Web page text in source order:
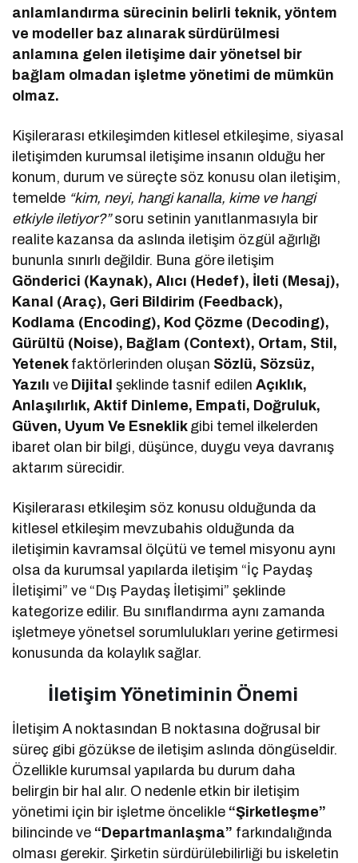
anlamlandırma sürecinin belirli teknik, yöntem
ve modeller baz alınarak sürdürülmesi
anlamına gelen iletişime dair yönetsel bir
bağlam olmadan işletme yönetimi de mümkün
olmaz.
Kişilerarası etkileşimden kitlesel etkileşime, siyasal
iletişimden kurumsal iletişime insanın olduğu her
konum, durum ve süreçte söz konusu olan iletişim,
temelde “kim, neyi, hangi kanalla, kime ve hangi
etkiyle iletiyor?”soru setinin yanıtlanmasıyla bir
realite kazansa da aslında iletişim özgül ağırlığı
bununla sınırlı değildir. Buna göre iletişim
Gönderici (Kaynak), Alıcı (Hedef), İleti (Mesaj),
Kanal (Araç), Geri Bildirim (Feedback),
Kodlama (Encoding), Kod Çözme (Decoding),
Gürültü (Noise), Bağlam (Context), Ortam, Stil,
Yetenek faktörlerinden oluşan Sözlü, Sözsüz,
Yazılı ve Dijital şeklinde tasnif edilenAçıklık,
Anlaşılırlık, Aktif Dinleme, Empati, Doğruluk,
Güven, Uyum Ve Esneklik gibi temel ilkelerden
ibaret olan bir bilgi, düşünce, duygu veya davranış
aktarım sürecidir.
Kişilerarası etkileşim söz konusu olduğunda da
kitlesel etkileşim mevzubahis olduğunda da
iletişimin kavramsal ölçütü ve temel misyonu aynı
olsa da kurumsal yapılarda iletişim “İç Paydaş
İletişimi” ve “Dış Paydaş İletişimi” şeklinde
kategorize edilir. Bu sınıflandırma aynı zamanda
işletmeye yönetsel sorumlulukları yerine getirmesi
konusunda da kolaylık sağlar.
İletişim Yönetiminin Önemi
İletişim A noktasından B noktasına doğrusal bir
süreç gibi gözükse de iletişim aslında döngüseldir.
Özellikle kurumsal yapılarda bu durum daha
belirgin bir hal alır. O nedenle etkin bir iletişim
yönetimi için bir işletme öncelikle “Şirketleşme”
bilincinde ve “Departmanlaşma” farkındalığında
olması gerekir. Şirketin sürdürülebilirliği bu iskeletin